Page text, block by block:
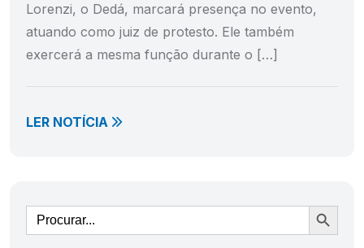
Lorenzi, o Dedá, marcará presença no evento,
atuando como juiz de protesto. Ele também
exercerá a mesma função durante o […]
LER NOTÍCIA
Ir